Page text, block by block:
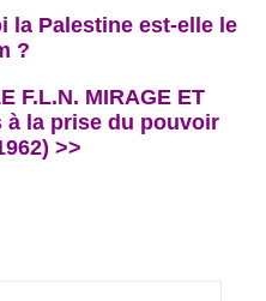
la Palestine est-elle le
?
F.L.N. MIRAGE ET
à la prise du pouvoir
>>